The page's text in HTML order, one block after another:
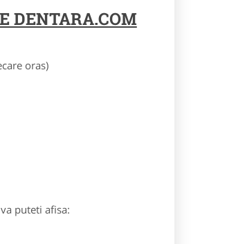
DENTARA.COM
oras)
puteti afisa: